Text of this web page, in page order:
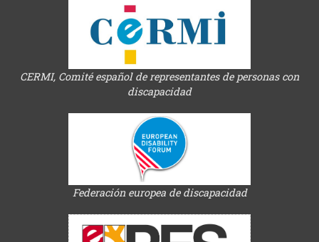
CERMI, Comité español de representantes de personas con
discapacidad
Federación europea de discapacidad